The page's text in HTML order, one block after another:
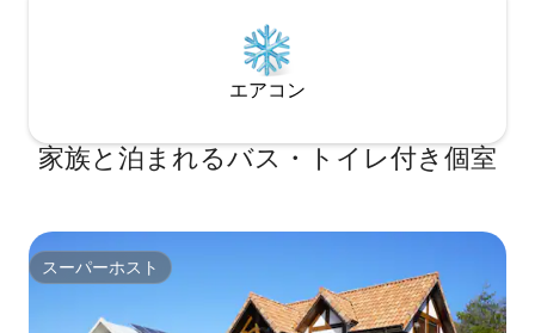
エアコン
家族と泊まれるバス・トイレ付き個室
スーパーホスト
スーパーホスト